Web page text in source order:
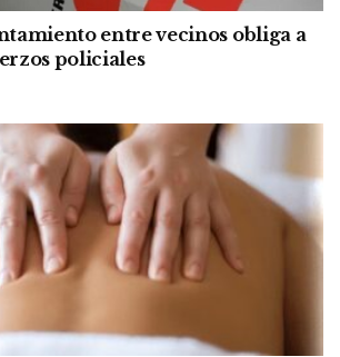
entre vecinos obliga a
policiales